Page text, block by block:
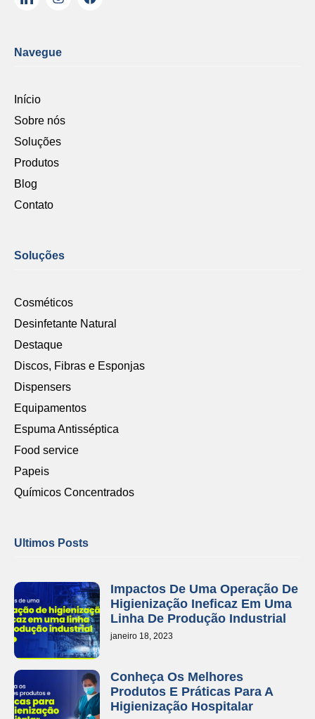
Navegue
Início
Sobre nós
Soluções
Produtos
Blog
Contato
Soluções
Cosméticos
Desinfetante Natural
Destaque
Discos, Fibras e Esponjas
Dispensers
Equipamentos
Espuma Antisséptica
Food service
Papeis
Químicos Concentrados
Ultimos Posts
Impactos De Uma Operação De
Higienização Ineficaz Em Uma
Linha De Produção Industrial
janeiro 18, 2023
Conheça Os Melhores
Produtos E Práticas Para A
Higienização Hospitalar